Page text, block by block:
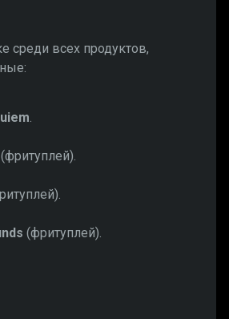
среди всех продуктов,
.
(фритуплей).
(фритуплей).